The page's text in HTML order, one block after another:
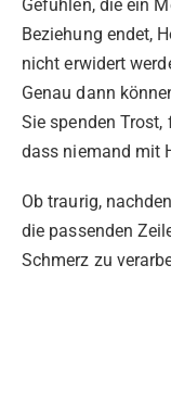
Gefühlen, die ein
Beziehung endet,
nicht erwidert
Genau dann
Sie spenden Trost,
dass niemand mit
Ob traurig,
die passenden
Schmerz zu